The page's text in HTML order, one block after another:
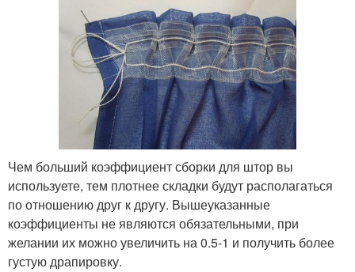
Чем больший коэффициент сборки для штор вы
используете, тем плотнее складки будут располагаться
по отношению друг к другу. Вышеуказанные
коэффициенты не являются обязательными, при
желании их можно увеличить на 0.5-1 и получить более
густую драпировку.